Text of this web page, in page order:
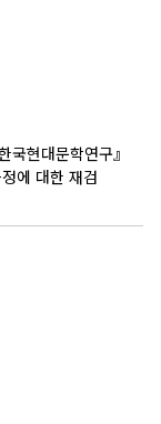
국현대문학연구』
에 대한 재검